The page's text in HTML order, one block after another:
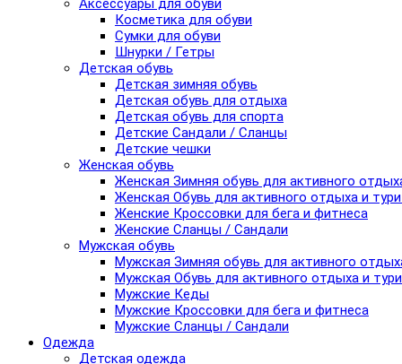
Аксессуары для обуви
Косметика для обуви
Сумки для обуви
Шнурки / Гетры
Детская обувь
Детская зимняя обувь
Детская обувь для отдыха
Детская обувь для спорта
Детские Сандали / Сланцы
Детские чешки
Женская обувь
Женская Зимняя обувь для активного
Женская Обувь для активного отдыха и
Женские Кроссовки для бега и фитнеса
Женские Сланцы / Сандали
Мужская обувь
Мужская Зимняя обувь для активного
Мужская Обувь для активного отдыха и
Мужские Кеды
Мужские Кроссовки для бега и фитнеса
Мужские Сланцы / Сандали
Одежда
Детская одежда